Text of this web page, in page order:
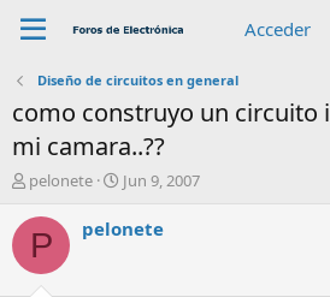
Acceder
Diseño de circuitos en general
como construyo un circuito
mi camara..??
A
t
o
r
pelonete
F
c
Jun 9, 2007
P pelonete